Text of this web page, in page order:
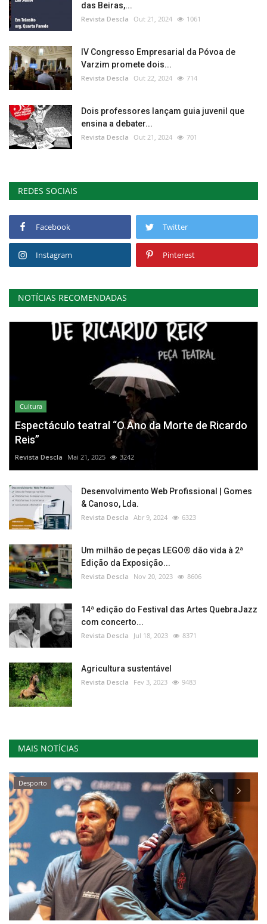
das Beiras,...
Revista Descla Out 21, 2024 1061
IV Congresso Empresarial da Póvoa de
Varzim promete dois...
Revista Descla Out 22, 2024 714
Dois professores lançam guia juvenil que
ensina a debater...
Revista Descla Out 21, 2024 701
REDES SOCIAIS
Facebook Twitter
Instagram Pinterest
NOTÍCIAS RECOMENDADAS
Cultura
Espectáculo teatral “O Ano da Morte de Ricardo
Reis”
Revista Descla Mai 21, 2025 3242
Desenvolvimento Web Profissional | Gomes
& Canoso, Lda.
Revista Descla Abr 9, 2024 6323
Um milhão de peças LEGO® dão vida à 2ª
Edição da Exposição...
Revista Descla Nov 20, 2023 8606
14ª edição do Festival das Artes QuebraJazz
com concerto...
Revista Descla Jul 18, 2023 8371
Agricultura sustentável
Revista Descla Fev 3, 2023 9483
MAIS NOTÍCIAS
Desporto